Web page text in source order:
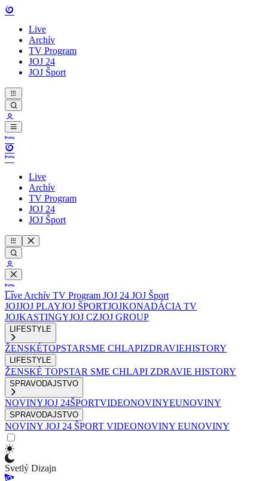
Live
Archív
TV Program
JOJ 24
JOJ Šport
Live
Archív
TV Program
JOJ 24
JOJ Šport
Live Archív TV Program JOJ 24 JOJ Šport
JOJJOJ PLAYJOJ ŠPORTJOJKONADÁCIA TV
JOJKASTINGYJOJ CZJOJ GROUP
LIFESTYLE
ŽENSKÉTOPSTARSME CHLAPIZDRAVIEHISTORY
LIFESTYLE
ŽENSKÉ TOPSTAR SME CHLAPI ZDRAVIE HISTORY
SPRAVODAJSTVO
NOVINYJOJ 24ŠPORTVIDEONOVINYEUNOVINY
SPRAVODAJSTVO
NOVINY JOJ 24 ŠPORT VIDEONOVINY EUNOVINY
Svetlý Dizajn